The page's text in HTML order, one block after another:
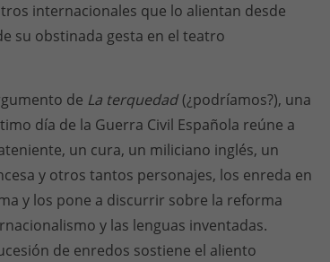
internacionales que lo alientan desde
su obstinada gesta en el teatro
de La terquedad (¿podríamos?), una
día de la Guerra Civil Española reúne a
un cura, un miliciano inglés, un
y otros tantos personajes, los enreda en
y los pone a discurrir sobre la reforma
y las lenguas inventadas.
de enredos sostiene el aliento